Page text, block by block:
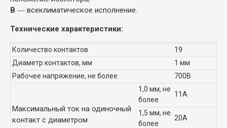
В ― всеклиматическое исполнение.
Технические характеристики:
Количество контактов
19
Диаметр контактов, мм
1 мм
Рабочее напряжение, не более
700В
Максимальный ток на одиночный
контакт с диаметром
1,0 мм, не
более
11А
1,5 мм, не
более
20А